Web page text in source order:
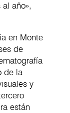
año»,
en Monte
de
de la
y
están